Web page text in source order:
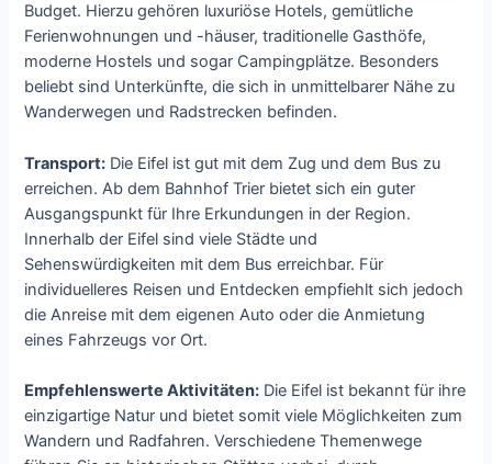
Budget. Hierzu gehören luxuriöse Hotels, gemütliche
Ferienwohnungen und -häuser, traditionelle Gasthöfe,
moderne Hostels und sogar Campingplätze. Besonders
beliebt sind Unterkünfte, die sich in unmittelbarer Nähe zu
Wanderwegen und Radstrecken befinden.
Transport: Die Eifel ist gut mit dem Zug und dem Bus zu
erreichen. Ab dem Bahnhof Trier bietet sich ein guter
Ausgangspunkt für Ihre Erkundungen in der Region.
Innerhalb der Eifel sind viele Städte und
Sehenswürdigkeiten mit dem Bus erreichbar. Für
individuelleres Reisen und Entdecken empfiehlt sich jedoch
die Anreise mit dem eigenen Auto oder die Anmietung
eines Fahrzeugs vor Ort.
Empfehlenswerte Aktivitäten: Die Eifel ist bekannt für ihre
einzigartige Natur und bietet somit viele Möglichkeiten zum
Wandern und Radfahren. Verschiedene Themenwege